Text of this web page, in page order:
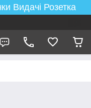
Видачі Розетка